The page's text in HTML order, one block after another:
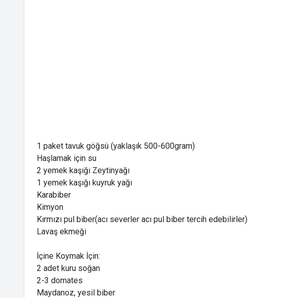
1 paket tavuk göğsü (yaklaşık 500-600gram)
Haşlamak için su
2 yemek kaşığı Zeytinyağı
1 yemek kaşığı kuyruk yağı
Karabiber
Kimyon
Kırmızı pul biber(acı severler acı pul biber tercih edebilirler)
Lavaş ekmeği
İçine Koymak İçin:
2 adet kuru soğan
2-3 domates
Maydanoz, yesil biber